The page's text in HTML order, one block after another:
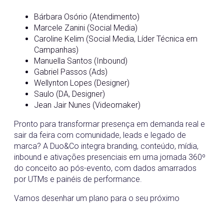
Bárbara Osório (Atendimento)
Marcele Zanini (Social Media)
Caroline Kelim (Social Media, Líder Técnica em
Campanhas)
Manuella Santos (Inbound)
Gabriel Passos (Ads)
Wellynton Lopes (Designer)
Saulo (DA, Designer)
Jean Jair Nunes (Videomaker)
Pronto para transformar presença em demanda real e
sair da feira com comunidade, leads e legado de
marca? A Duo&Co integra branding, conteúdo, mídia,
inbound e ativações presenciais em uma jornada 360º
do conceito ao pós-evento, com dados amarrados
por UTMs e painéis de performance.
Vamos desenhar um plano para o seu próximo